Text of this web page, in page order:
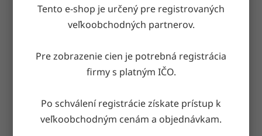
Tento e-shop je určený pre registrovaných
veľkoobchodných partnerov.
Pre zobrazenie cien je potrebná registrácia
firmy s platným IČO.
Po schválení registrácie získate prístup k
veľkoobchodným cenám a objednávkam.
na akúkoľvek adresu